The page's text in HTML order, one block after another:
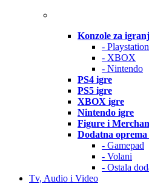
Konzole za
- Playstation
- XBOX
- Nintendo
PS4 igre
PS5 igre
XBOX igre
Nintendo igre
Figure i
Dodatna
- Gamepad
- Volani
- Ostala
Tv, Audio i Video